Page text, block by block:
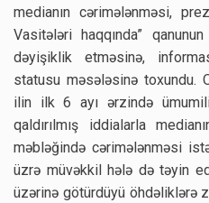
medianın cərimələnməsi,
Vasitələri haqqında”
dəyişiklik etməsinə,
statusu məsələsinə toxundu.
ilin ilk 6 ayı ərzində
qaldırılmış iddialarla
məbləğində cərimələnməsi
üzrə müvəkkil hələ də təyin
üzərinə götürdüyü öhdəliklərə